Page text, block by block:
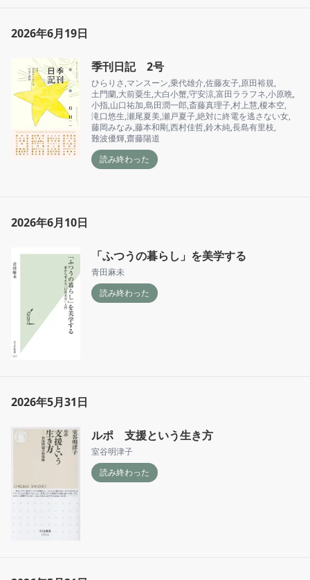
2026年6月19日
季刊日記 2号
ひらりさ,マンスーン,乗代雄介,佐藤友子,原田裕規,
土門蘭,大前粟生,大白小蟹,守安涼,富田ララフネ,小原晩,
小指,山口祐加,島田潤一郎,斎藤真理子,村上慧,榎本空,
滝口悠生,瀬尾夏美,瀬戸夏子,絶対に終電を逃さない女,
藤岡みなみ,藤本和剛,西村佳哲,鈴木純,長島有里枝,
難波優輝,齋藤陽道
読み終わった
2026年6月10日
「ふつうの暮らし」を美学する
青田麻未
読み終わった
2026年5月31日
ルポ 支援という生き方
室谷明津子
読み終わった